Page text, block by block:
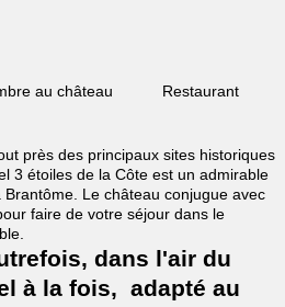
au château Restaurant
près des principaux sites historiques
3 étoiles de la Côte est un admirable
Le château conjugue avec
faire de votre séjour dans le
dans l'air du
à la fois, adapté au